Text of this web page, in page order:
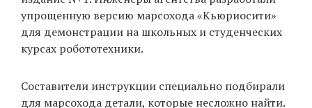
EN
UA
упрощенную версию марсохода «Кьюриосити»
для демонстрации на школьных и студенческих
курсах робототехники.
Составители инструкции специально подбирали
для марсохода детали, которые несложно найти.